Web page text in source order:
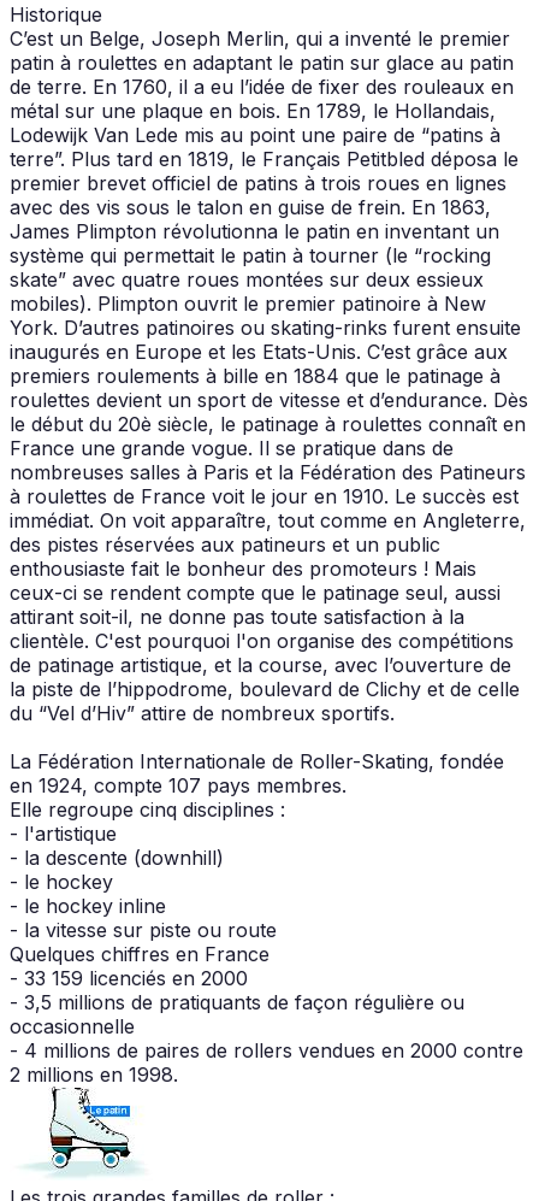
Historique
C’est un Belge, Joseph Merlin, qui a inventé le premier
patin à roulettes en adaptant le patin sur glace au patin
de terre. En 1760, il a eu l’idée de fixer des rouleaux en
métal sur une plaque en bois. En 1789, le Hollandais,
Lodewijk Van Lede mis au point une paire de “patins à
terre”. Plus tard en 1819, le Français Petitbled déposa le
premier brevet officiel de patins à trois roues en lignes
avec des vis sous le talon en guise de frein. En 1863,
James Plimpton révolutionna le patin en inventant un
système qui permettait le patin à tourner (le “rocking
skate” avec quatre roues montées sur deux essieux
mobiles). Plimpton ouvrit le premier patinoire à New
York. D’autres patinoires ou skating-rinks furent ensuite
inaugurés en Europe et les Etats-Unis. C’est grâce aux
premiers roulements à bille en 1884 que le patinage à
roulettes devient un sport de vitesse et d’endurance. Dès
le début du 20è siècle, le patinage à roulettes connaît en
France une grande vogue. Il se pratique dans de
nombreuses salles à Paris et la Fédération des Patineurs
à roulettes de France voit le jour en 1910. Le succès est
immédiat. On voit apparaître, tout comme en Angleterre,
des pistes réservées aux patineurs et un public
enthousiaste fait le bonheur des promoteurs ! Mais
ceux-ci se rendent compte que le patinage seul, aussi
attirant soit-il, ne donne pas toute satisfaction à la
clientèle. C'est pourquoi l'on organise des compétitions
de patinage artistique, et la course, avec l’ouverture de
la piste de l’hippodrome, boulevard de Clichy et de celle
du “Vel d’Hiv” attire de nombreux sportifs.
La Fédération Internationale de Roller-Skating, fondée
en 1924, compte 107 pays membres.
Elle regroupe cinq disciplines :
- l'artistique
- la descente (downhill)
- le hockey
- le hockey inline
- la vitesse sur piste ou route
Quelques chiffres en France
- 33 159 licenciés en 2000
- 3,5 millions de pratiquants de façon régulière ou
occasionnelle
- 4 millions de paires de rollers vendues en 2000 contre
2 millions en 1998.